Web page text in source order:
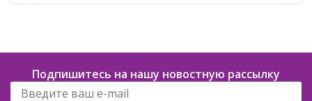
Подпишитесь на нашу новостную рассылку